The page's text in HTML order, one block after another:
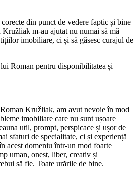
din punct de vedere faptic și bine
m-au ajutat nu numai să mă
imobiliare, ci și să găsesc curajul de
Roman pentru disponibilitatea și
Kružliak, am avut nevoie în mod
imobiliare care nu sunt ușoare
util, prompt, perspicace și ușor de
sfaturi de specialitate, ci și experiență
acest domeniu într-un mod foarte
uman, onest, liber, creativ și
să fie. Toate urările de bine.